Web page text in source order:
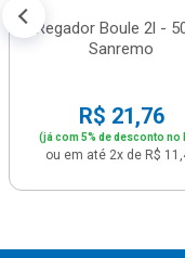
Regador Boule 2l -
Sanremo
R$ 21,76
(já com 5% de desconto no
ou em até 2x de R$